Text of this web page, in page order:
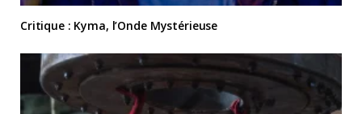
Critique : Kyma, l’Onde Mystérieuse